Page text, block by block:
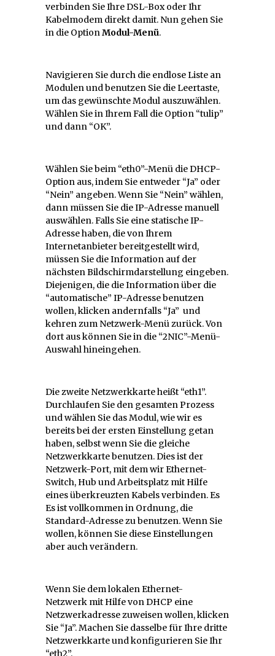
verbinden Sie Ihre DSL-Box oder Ihr
Kabelmodem direkt damit. Nun gehen Sie
in die OptionModul-Menü.
Navigieren Sie durch die endlose Liste an
Modulen und benutzen Sie die Leertaste,
um das gewünschte Modul auszuwählen.
Wählen Sie in Ihrem Fall die Option “tulip”
und dann “OK”.
Wählen Sie beim “eth0”-Menü die DHCP-
Option aus, indem Sie entweder “Ja” oder
“Nein” angeben. Wenn Sie “Nein” wählen,
dann müssen Sie die IP-Adresse manuell
auswählen. Falls Sie eine statische IP-
Adresse haben, die von Ihrem
Internetanbieter bereitgestellt wird,
müssen Sie die Information auf der
nächsten Bildschirmdarstellung eingeben.
Diejenigen, die die Information über die
“automatische” IP-Adresse benutzen
wollen, klicken andernfalls “Ja” und
kehren zum Netzwerk-Menü zurück. Von
dort aus können Sie in die “2NIC”-Menü-
Auswahl hineingehen.
Die zweite Netzwerkkarte heißt “eth1”.
Durchlaufen Sie den gesamten Prozess
und wählen Sie das Modul, wie wir es
bereits bei der ersten Einstellung getan
haben, selbst wenn Sie die gleiche
Netzwerkkarte benutzen. Dies ist der
Netzwerk-Port, mit dem wir Ethernet-
Switch, Hub und Arbeitsplatz mit Hilfe
eines überkreuzten Kabels verbinden. Es
Es ist vollkommen in Ordnung, die
Standard-Adresse zu benutzen. Wenn Sie
wollen, können Sie diese Einstellungen
aber auch verändern.
Wenn Sie dem lokalen Ethernet-
Netzwerk mit Hilfe von DHCP eine
Netzwerkadresse zuweisen wollen, klicken
Sie “Ja”. Machen Sie dasselbe für Ihre dritte
Netzwerkkarte und konfigurieren Sie Ihr
“eth2”.